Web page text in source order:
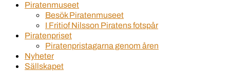
Piratenmuseet
Besök Piratenmuseet
I Fritiof Nilsson Piratens fotspår
Piratenpriset
Piratenpristagarna genom åren
Nyheter
Sällskapet